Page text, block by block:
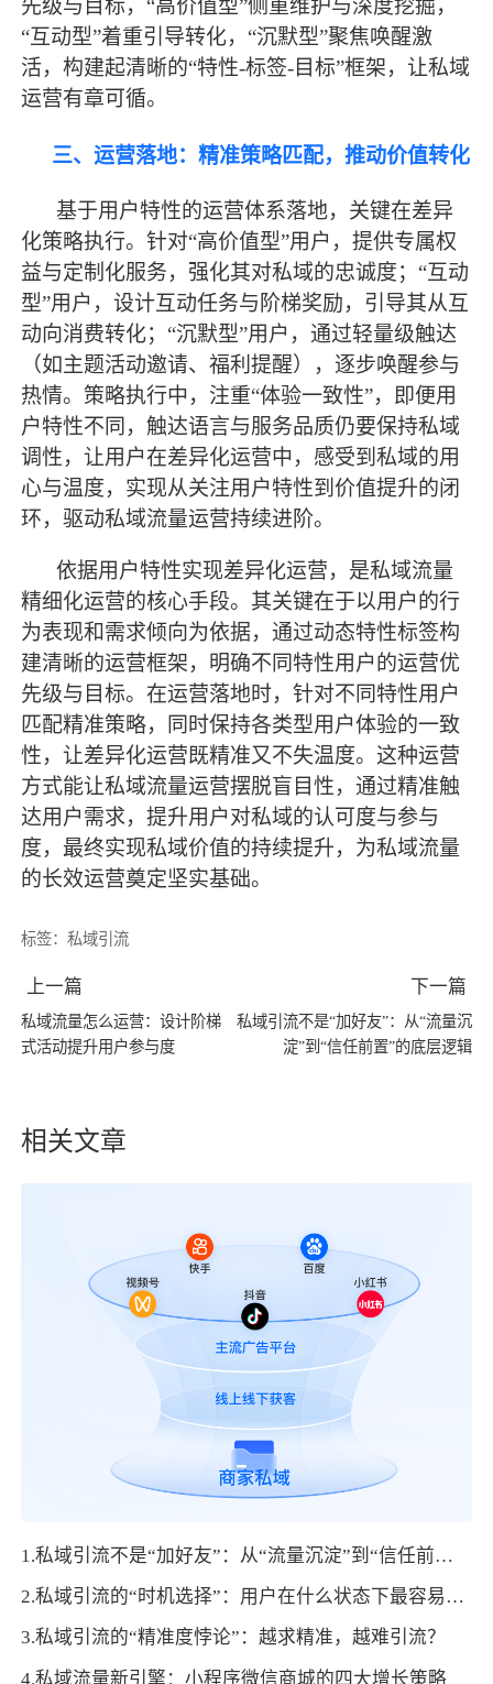
先级与目标，“高价值型”侧重维护与深度挖掘，
“互动型”着重引导转化，“沉默型”聚焦唤醒激
活，构建起清晰的“特性-标签-目标”框架，让私域
运营有章可循。
三、运营落地：精准策略匹配，推动价值转化
基于用户特性的运营体系落地，关键在差异
化策略执行。针对“高价值型”用户，提供专属权
益与定制化服务，强化其对私域的忠诚度；“互动
型”用户，设计互动任务与阶梯奖励，引导其从互
动向消费转化；“沉默型”用户，通过轻量级触达
（如主题活动邀请、福利提醒），逐步唤醒参与
热情。策略执行中，注重“体验一致性”，即便用
户特性不同，触达语言与服务品质仍要保持私域
调性，让用户在差异化运营中，感受到私域的用
心与温度，实现从关注用户特性到价值提升的闭
环，驱动私域流量运营持续进阶。
依据用户特性实现差异化运营，是私域流量
精细化运营的核心手段。其关键在于以用户的行
为表现和需求倾向为依据，通过动态特性标签构
建清晰的运营框架，明确不同特性用户的运营优
先级与目标。在运营落地时，针对不同特性用户
匹配精准策略，同时保持各类型用户体验的一致
性，让差异化运营既精准又不失温度。这种运营
方式能让私域流量运营摆脱盲目性，通过精准触
达用户需求，提升用户对私域的认可度与参与
度， 最终实现私域价值的持续提升，为私域流量
的长效运营奠定坚实基础。
标签：私域引流
上一篇
私域流量怎么运营：设计阶梯
式活动提升用户参与度
下一篇
私域引流不是“加好友”：从“流量沉
淀”到“信任前置”的底层逻辑
相关文章
1.私域引流不是“加好友”：从“流量沉淀”到“信任前置”的底层逻辑
2.私域引流的“时机选择”：用户在什么状态下最容易接受添加？
3.私域引流的“精准度悖论”：越求精准，越难引流？
4.私域流量新引擎：小程序微信商城的四大增长策略